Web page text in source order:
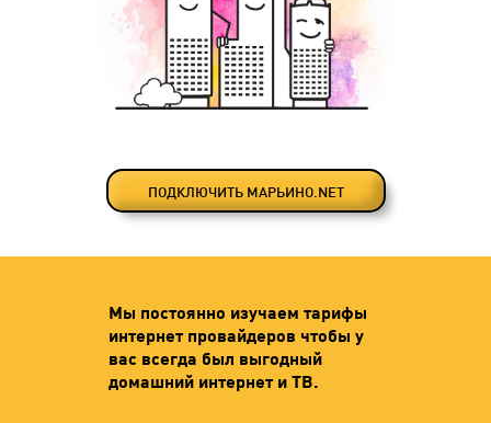
ПОДКЛЮЧИТЬ МАРЬИНО.NET
Мы постоянно изучаем тарифы
интернет провайдеров чтобы у
вас всегда был выгодный
домашний интернет и ТВ.